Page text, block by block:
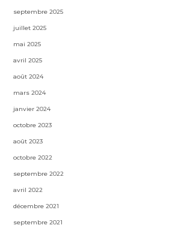
septembre 2025
juillet 2025
mai 2025
avril 2025
août 2024
mars 2024
janvier 2024
octobre 2023
août 2023
octobre 2022
septembre 2022
avril 2022
décembre 2021
septembre 2021